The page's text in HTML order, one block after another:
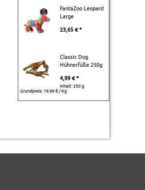
FantaZoo Leopard
Large
23,65 € *
Classic Dog
Hühnerfüße 250g
4,99 € *
Inhalt: 250 g
Grundpreis: 19,96 € / Kg